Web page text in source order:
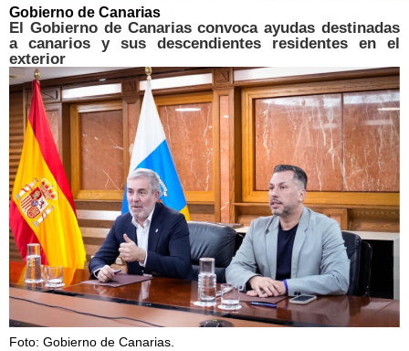
Gobierno de Canarias
El Gobierno de Canarias convoca ayudas destinadas
a canarios y sus descendientes residentes en el
exterior
Foto: Gobierno de Canarias.